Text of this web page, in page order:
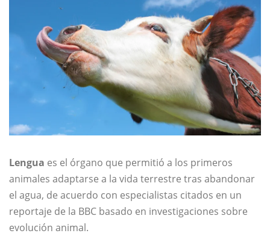
Lengua es el órgano que permitió a los primeros
animales adaptarse a la vida terrestre tras abandonar
el agua, de acuerdo con especialistas citados en un
reportaje de la BBC basado en investigaciones sobre
evolución animal.